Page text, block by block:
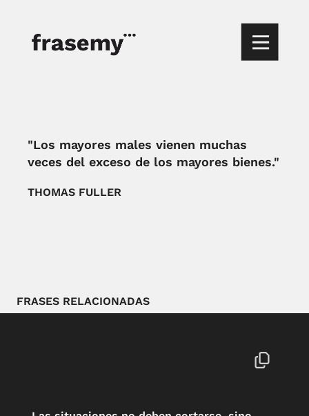
"Los mayores males vienen muchas
veces del exceso de los mayores bienes."
THOMAS FULLER
FRASES RELACIONADAS